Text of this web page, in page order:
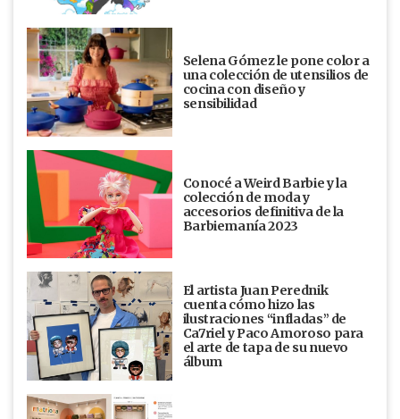
Selena Gómez le pone color a
una colección de utensilios de
cocina con diseño y
sensibilidad
Conocé a Weird Barbie y la
colección de moda y
accesorios definitiva de la
Barbiemanía 2023
El artista Juan Perednik
cuenta cómo hizo las
ilustraciones “infladas” de
Ca7riel y Paco Amoroso para
el arte de tapa de su nuevo
álbum